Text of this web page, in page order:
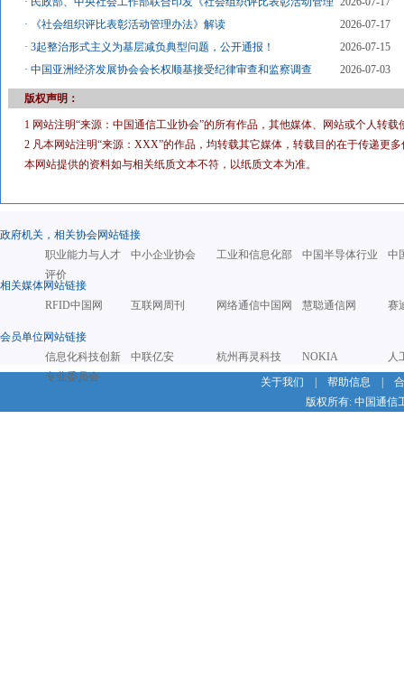
·
《社会组织评比表彰活动管理办法》解读
2026-07-17
·3起整治形式主义为基层减负典型问题，公开通报！
2026-07-15
·中国亚洲经济发展协会会长权顺基接受纪律审查和监察调查 2026-07-03
版权声明：
1 网站注明“来源：中国通信工业协会”的所有作品，其他媒体、网站或个人转
2 凡本网站注明“来源：XXX”的作品，均转载其它媒体，转载目的在于传递更
本网站提供的资料如与相关纸质文本不符，以纸质文本为准。
政府机关，相关协会网站链接
职业能力与人才
评价
中小企业协会 工业和信息化部 中国半导体行业 中
相关媒体网站链接
RFID中国网
互联网周刊 网络通信中国网 慧聪通信网 赛
会员单位网站链接
信息化科技创新
专业委员会
中联亿安 杭州再灵科技 NOKIA
人
关于我们
帮助信息
版权所有: 中国通信